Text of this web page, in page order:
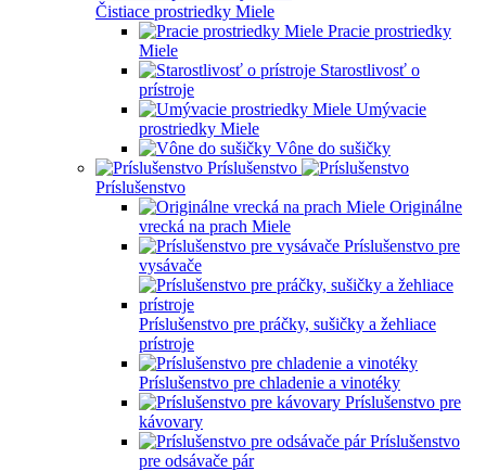
Čistiace prostriedky Miele
Pracie prostriedky
Miele
Starostlivosť o
prístroje
Umývacie
prostriedky Miele
Vône do sušičky
Príslušenstvo
Príslušenstvo
Originálne
vrecká na prach Miele
Príslušenstvo pre
vysávače
Príslušenstvo pre práčky, sušičky a žehliace
prístroje
Príslušenstvo pre chladenie a vinotéky
Príslušenstvo pre
kávovary
Príslušenstvo
pre odsávače pár